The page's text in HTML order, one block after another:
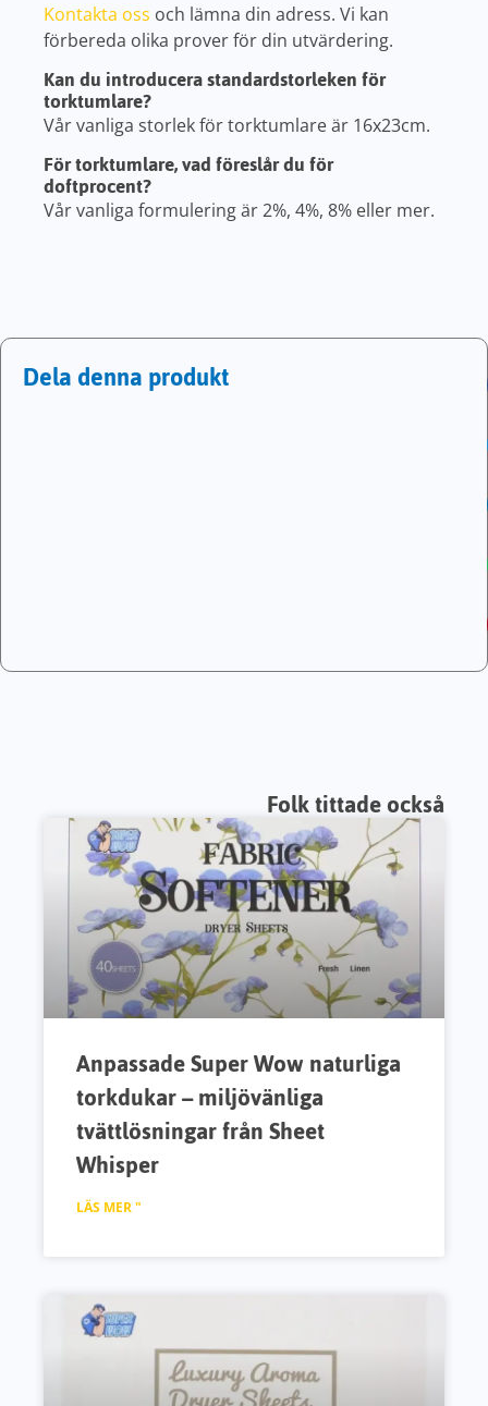
Kontakta oss och lämna din adress. Vi kan
förbereda olika prover för din utvärdering.
Kan du introducera standardstorleken för
torktumlare?
Vår vanliga storlek för torktumlare är 16x23cm.
För torktumlare, vad föreslår du för
doftprocent?
Vår vanliga formulering är 2%, 4%, 8% eller mer.
Dela denna produkt
Folk tittade också
Anpassade Super Wow naturliga
torkdukar – miljövänliga
tvättlösningar från Sheet
Whisper
LÄS MER "